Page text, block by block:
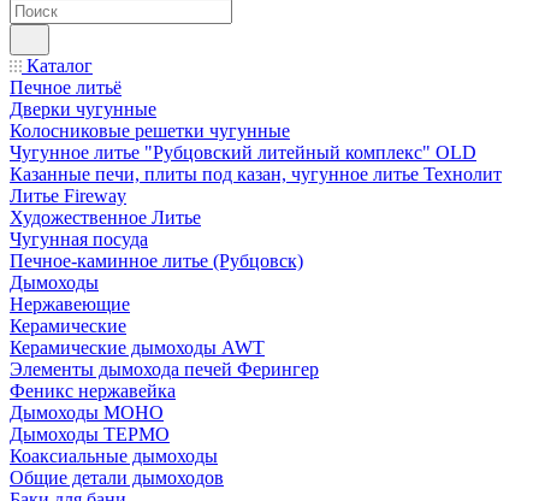
Каталог
Печное литьё
Дверки чугунные
Колосниковые решетки чугунные
Чугунное литье "Рубцовский литейный комплекс" OLD
Казанные печи, плиты под казан, чугунное литье Технолит
Литье Fireway
Художественное Литье
Чугунная посуда
Печное-каминное литье (Рубцовск)
Дымоходы
Нержавеющие
Керамические
Керамические дымоходы AWT
Элементы дымохода печей Ферингер
Феникс нержавейка
Дымоходы МОНО
Дымоходы ТЕРМО
Коаксиальные дымоходы
Общие детали дымоходов